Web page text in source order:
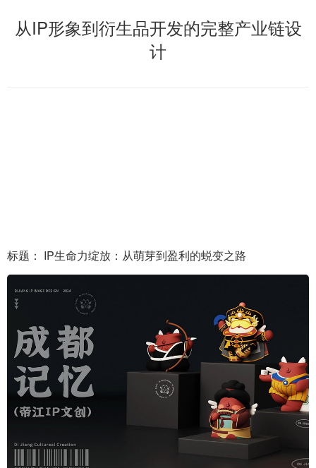
从IP形象到衍生品开发的完整产业链设
计
标题： IP生命力绽放：从萌芽到盈利的蜕变之路